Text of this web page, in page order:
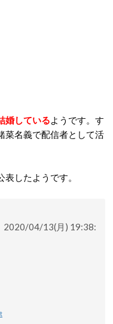
婚しているようです。す
菜名義で配信者として活
したようです。
2020/04/13(月) 19:38: